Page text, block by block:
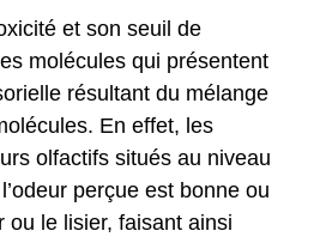
et son seuil de
molécules qui présentent
résultant du mélange
En effet, les
olfactifs situés au niveau
perçue est bonne ou
ou le lisier, faisant ainsi